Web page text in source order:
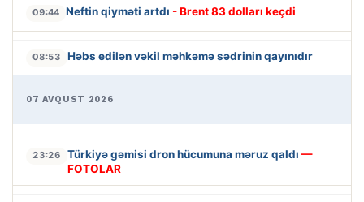
09:44 Neftin qiyməti artdı - Brent 83 dolları keçdi
08:53 Həbs edilən vəkil məhkəmə sədrinin qayınıdır
07 AVQUST 2026
23:26 Türkiyə gəmisi dron hücumuna məruz qaldı —
FOTOLAR